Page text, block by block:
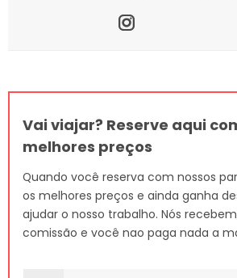
Vai viajar? Reserve aqui
melhores preços
Quando você reserva com nossos
os melhores preços e ainda ganha
ajudar o nosso trabalho. Nós
comissão e você nao paga nada a